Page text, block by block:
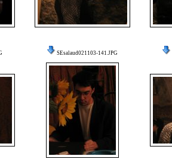
SEsalaud021103-141.JPG